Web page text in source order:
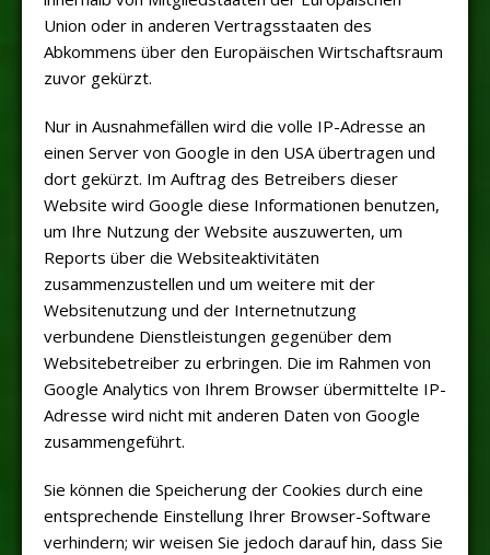
Union oder in anderen Vertragsstaaten des
Abkommens über den Europäischen Wirtschaftsraum
zuvor gekürzt.
Nur in Ausnahmefällen wird die volle IP-Adresse an
einen Server von Google in den USA übertragen und
dort gekürzt. Im Auftrag des Betreibers dieser
Website wird Google diese Informationen benutzen,
um Ihre Nutzung der Website auszuwerten, um
Reports über die Websiteaktivitäten
zusammenzustellen und um weitere mit der
Websitenutzung und der Internetnutzung
verbundene Dienstleistungen gegenüber dem
Websitebetreiber zu erbringen. Die im Rahmen von
Google Analytics von Ihrem Browser übermittelte IP-
Adresse wird nicht mit anderen Daten von Google
zusammengeführt.
Sie können die Speicherung der Cookies durch eine
entsprechende Einstellung Ihrer Browser-Software
verhindern; wir weisen Sie jedoch darauf hin, dass Sie